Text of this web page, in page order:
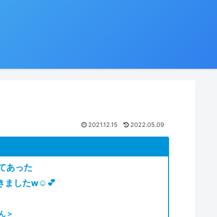
2021.12.15 2022.05.09
あった
ましたw☺💕
＞